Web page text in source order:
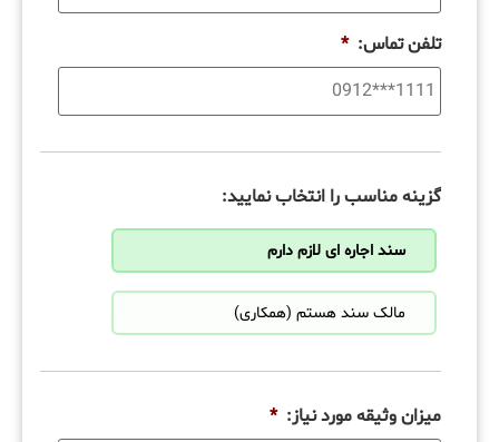
تلفن تماس: *
گزینه مناسب را انتخاب نمایید:
سند اجاره ای لازم دارم
مالک سند هستم (همکاری)
میزان وثیقه مورد نیاز: *